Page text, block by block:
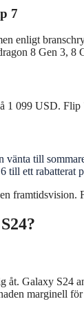
7
enligt
8 Gen 3,
1 099 USD.
vänta till
ett rabatterat
åt. Galaxy S24
marginell för